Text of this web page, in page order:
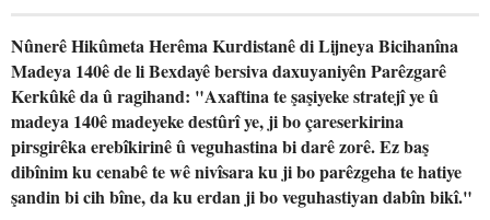
Nûnerê Hikûmeta Herêma Kurdistanê di Lijneya Bicihanîna
Madeya 140ê de li Bexdayê bersiva daxuyaniyên Parêzgarê
Kerkûkê da û ragihand: "Axaftina te şaşiyeke stratejî ye û
madeya 140ê madeyeke destûrî ye, ji bo çareserkirina
pirsgirêka erebîkirinê û veguhastina bi darê zorê. Ez baş
dibînim ku cenabê te wê nivîsara ku ji bo parêzgeha te hatiye
şandin bi cih bîne, da ku erdan ji bo veguhastiyan dabîn bikî."